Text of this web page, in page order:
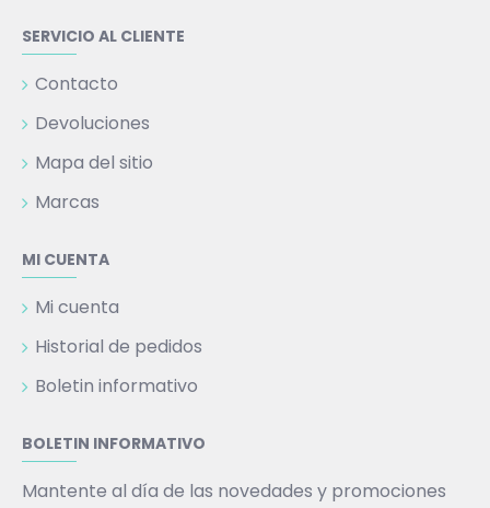
SERVICIO AL CLIENTE
Contacto
Devoluciones
Mapa del sitio
Marcas
MI CUENTA
Mi cuenta
Historial de pedidos
Boletin informativo
BOLETIN INFORMATIVO
Mantente al día de las novedades y promociones